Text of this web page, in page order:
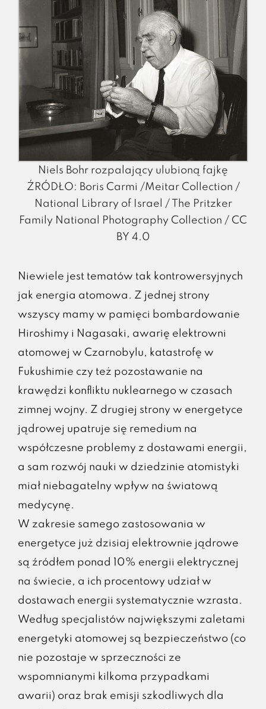
Niels Bohr rozpalający ulubioną fajkę
ŹRÓDŁO: Boris Carmi /Meitar Collection /
National Library of Israel / The Pritzker
Family National Photography Collection / CC
BY 4.0
Niewiele jest tematów tak kontrowersyjnych
jak energia atomowa. Z jednej strony
wszyscy mamy w pamięci bombardowanie
Hiroshimy i Nagasaki, awarię elektrowni
atomowej w Czarnobylu, katastrofę w
Fukushimie czy też pozostawanie na
krawędzi konfliktu nuklearnego w czasach
zimnej wojny. Z drugiej strony w energetyce
jądrowej upatruje się remedium na
współczesne problemy z dostawami energii,
a sam rozwój nauki w dziedzinie atomistyki
miał niebagatelny wpływ na światową
medycynę.
W zakresie samego zastosowania w
energetyce już dzisiaj elektrownie jądrowe
są źródłem ponad 10% energii elektrycznej
na świecie, a ich procentowy udział w
dostawach energii systematycznie wzrasta.
Według specjalistów największymi zaletami
energetyki atomowej są bezpieczeństwo (co
nie pozostaje w sprzeczności ze
wspomnianymi kilkoma przypadkami
awarii) oraz brak emisji szkodliwych dla